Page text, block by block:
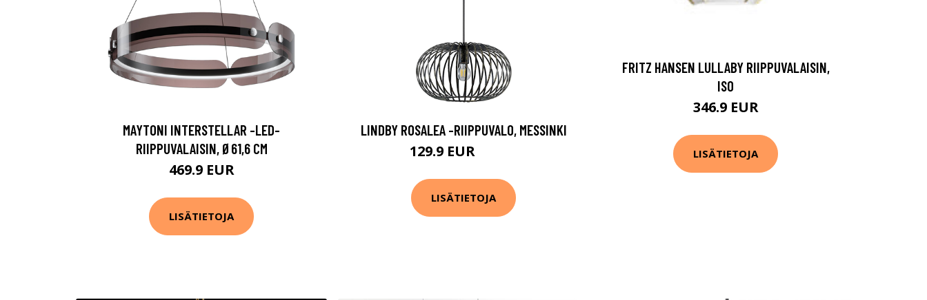
MAYTONI INTERSTELLAR -LED-
RIIPPUVALAISIN, Ø61,6 CM
469.9 EUR
LISÄTIETOJA
LINDBY ROSALEA -RIIPPUVALO, MESSINKI
129.9 EUR
LISÄTIETOJA
FRITZ HANSEN LULLABY RIIPPUVALAISIN,
ISO
346.9 EUR
LISÄTIETOJA